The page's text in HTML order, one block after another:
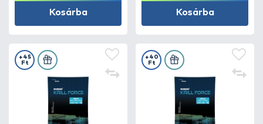
Kosárba Kosárba
+45
Ft
+40
Ft